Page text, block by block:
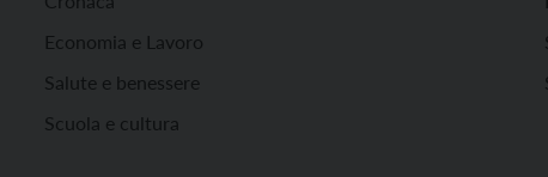
Economia e Lavoro
Salute e benessere
Scuola e cultura